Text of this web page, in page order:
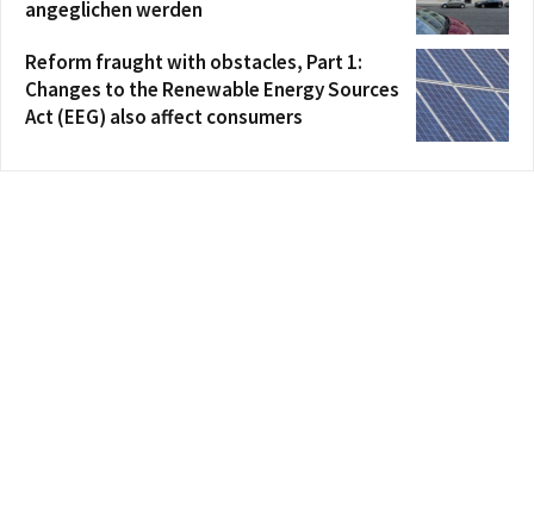
angeglichen werden
Reform fraught with obstacles, Part 1:
Changes to the Renewable Energy Sources
Act (EEG) also affect consumers